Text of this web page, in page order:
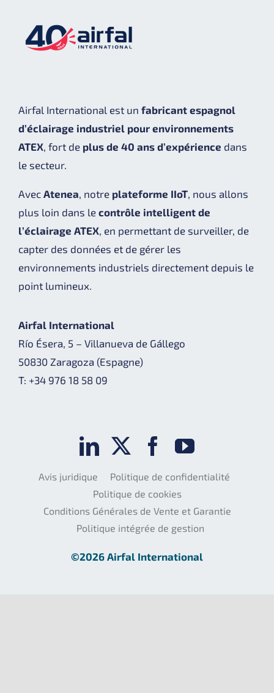
Airfal International est un fabricant espagnol
d’éclairage industriel pour environnements
ATEX, fort de plus de 40 ans d’expérience dans
le secteur.
Avec Atenea, notre plateforme IIoT, nous allons
plus loin dans le contrôle intelligent de
l’éclairage ATEX, en permettant de surveiller, de
capter des données et de gérer les
environnements industriels directement depuis le
point lumineux.
Airfal International
Río Ésera, 5 – Villanueva de Gállego
50830 Zaragoza (Espagne)
T: +34 976 18 58 09
Avis juridique
Politique de confidentialité
Politique de cookies
Conditions Générales de Vente et Garantie
Politique intégrée de gestion
©2026 Airfal International